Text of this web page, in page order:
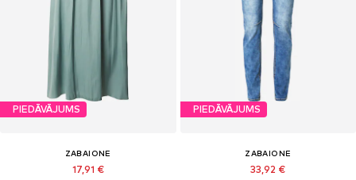
PIEDĀVĀJUMS
ZABAIONE
17,91 €
PIEDĀVĀJUMS
ZABAIONE
33,92 €